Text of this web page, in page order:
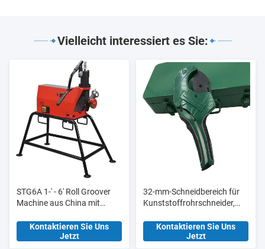
Vielleicht interessiert es Sie:
STG6A 1-' - 6' Roll Groover
Machine aus China mit
Hydraulikpumpe
Kontaktieren Sie Uns
Jetzt
32-mm-Schneidbereich für
Kunststoffrohrschneider,
für Fertigungsanlagen
Kontaktieren Sie Uns
Jetzt